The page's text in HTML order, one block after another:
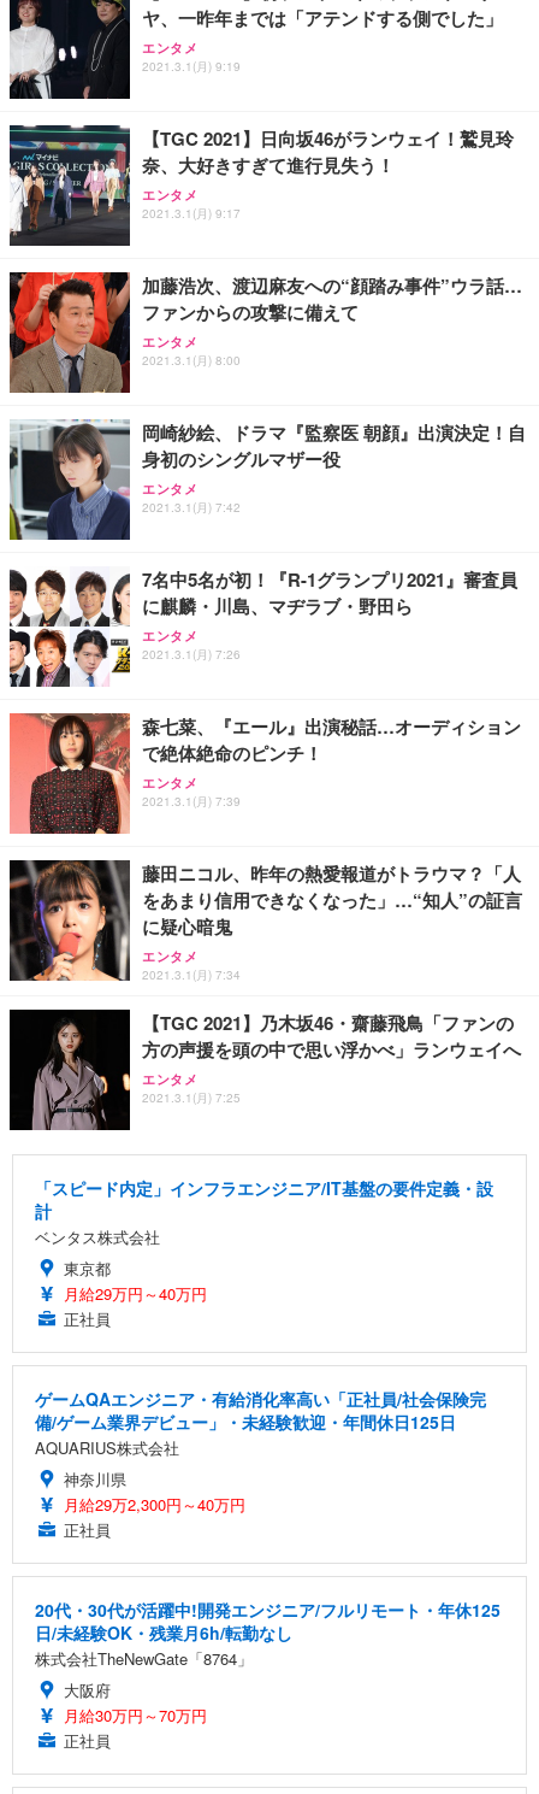
ヤ、一昨年までは「アテンドする側でした」
エンタメ
2021.3.1(月) 9:19
【TGC 2021】日向坂46がランウェイ！鷲見玲
奈、大好きすぎて進行見失う！
エンタメ
2021.3.1(月) 9:17
加藤浩次、渡辺麻友への“顔踏み事件”ウラ話…
ファンからの攻撃に備えて
エンタメ
2021.3.1(月) 8:00
岡崎紗絵、ドラマ『監察医 朝顔』出演決定！自
身初のシングルマザー役
エンタメ
2021.3.1(月) 7:42
7名中5名が初！『R-1グランプリ2021』審査員
に麒麟・川島、マヂラブ・野田ら
エンタメ
2021.3.1(月) 7:26
森七菜、『エール』出演秘話…オーディション
で絶体絶命のピンチ！
エンタメ
2021.3.1(月) 7:39
藤田ニコル、昨年の熱愛報道がトラウマ？「人
をあまり信用できなくなった」…“知人”の証言
に疑心暗鬼
エンタメ
2021.3.1(月) 7:34
【TGC 2021】乃木坂46・齋藤飛鳥「ファンの
方の声援を頭の中で思い浮かべ」ランウェイへ
エンタメ
2021.3.1(月) 7:25
「スピード内定」インフラエンジニア/IT基盤の要件定義・設
計
ベンタス株式会社
東京都
月給29万円～40万円
正社員
ゲームQAエンジニア・有給消化率高い「正社員/社会保険完
備/ゲーム業界デビュー」・未経験歓迎・年間休日125日
AQUARIUS株式会社
神奈川県
月給29万2,300円～40万円
正社員
20代・30代が活躍中!開発エンジニア/フルリモート・年休125
日/未経験OK・残業月6h/転勤なし
株式会社TheNewGate「8764」
大阪府
月給30万円～70万円
正社員